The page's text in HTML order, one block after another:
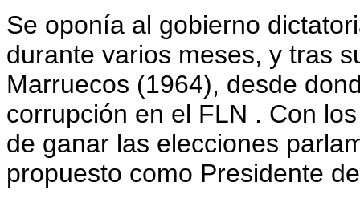
Se oponía al gobierno
durante varios meses, y tras
Marruecos (1964), desde
corrupción en el FLN . Con
de ganar las elecciones
propuesto como Presidente